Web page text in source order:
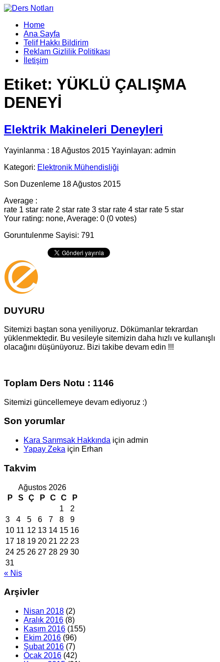
Home
Ana Sayfa
Telif Hakkı Bildirim
Reklam Gizlilik Politikası
İletişim
Etiket: YÜKLÜ ÇALIŞMA
DENEYİ
Elektrik Makineleri Deneyleri
Yayinlanma : 18 Ağustos 2015 Yayinlayan: admin
Kategori: Elektronik Mühendisliği
Son Duzenleme 18 Ağustos 2015
Average :
rate 1 star rate 2 star rate 3 star rate 4 star rate 5 star
Your rating: none, Average: 0 (0 votes)
Goruntulenme Sayisi: 791
DUYURU
Sitemizi baştan sona yeniliyoruz. Dökümanlar tekrardan
yüklenmektedir. Bu vesileyle sitemizin daha hızlı ve kullanışlı
olacağını düşünüyoruz. Bizi takibe devam edin !!!
Toplam Ders Notu : 1146
Sitemizi güncellemeye devam ediyoruz :)
Son yorumlar
Kara Sarımsak Hakkında için admin
Yapay Zeka için Erhan
Takvim
Ağustos 2026
P
S Ç P C C
P
1
2
3
4 5 6 7 8
9
10 11 12 13 14 15 16
17 18 19 20 21 22 23
24 25 26 27 28 29 30
31
« Nis
Arşivler
Nisan 2018 (2)
Aralık 2016 (8)
Kasım 2016 (155)
Ekim 2016 (96)
Şubat 2016 (7)
Ocak 2016 (42)